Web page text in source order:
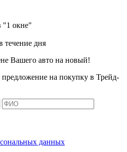
"1 окне"
течение дня
Вашего авто на новый!
на покупку в Трейд-
данных